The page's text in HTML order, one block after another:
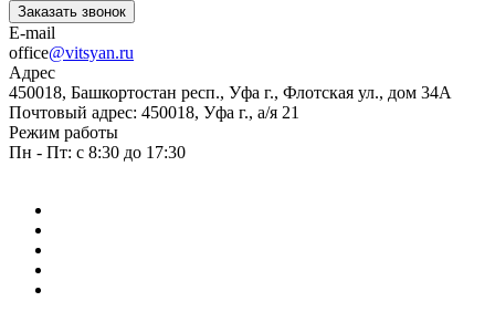
Заказать звонок
E-mail
office@vitsyan.ru
Адрес
450018, Башкортостан респ., Уфа г., Флотская ул., дом 34А
Почтовый адрес: 450018, Уфа г., а/я 21
Режим работы
Пн - Пт: с 8:30 до 17:30